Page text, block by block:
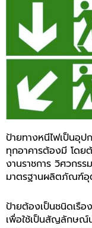
ป้ายทางหนีไฟเป็นอุ
ทุกอาคารต้องมี โดย
งานราชการ วิศวกรร
มาตรฐานผลิตภัณฑ์อุ
ป้ายต้องเป็นชนิดเรื
เพื่อใช้เป็นสัญลักษณ์